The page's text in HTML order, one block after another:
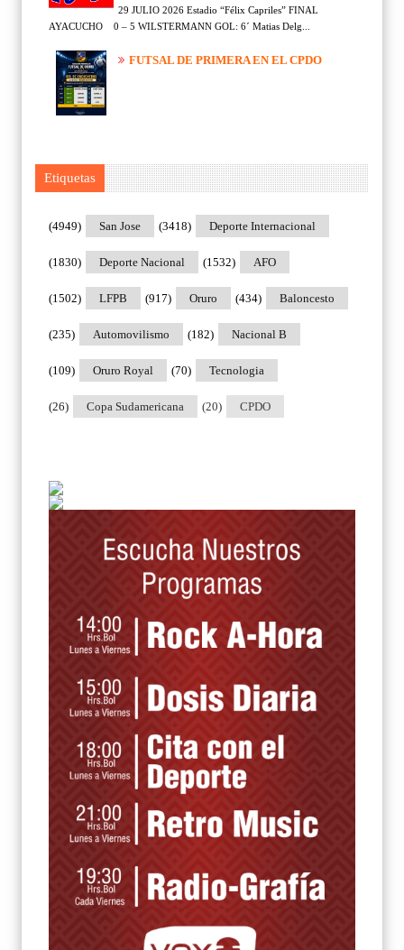
29 JULIO 2026 Estadio “Félix Capriles” FINAL
AYACUCHO 0 – 5 WILSTERMANN GOL: 6´ Matias Delg...
FUTSAL DE PRIMERA EN EL CPDO
Etiquetas
San Jose
(4949) Deporte Internacional
(3418)
Deporte Nacional
(1830) AFO
(1532)
LFPB
(1502) Oruro
(917) Baloncesto
(434)
Automovilismo
(235) Nacional B
(182)
Oruro Royal
(109) Tecnologia
(70)
Copa Sudamericana
(26) CPDO
(20)